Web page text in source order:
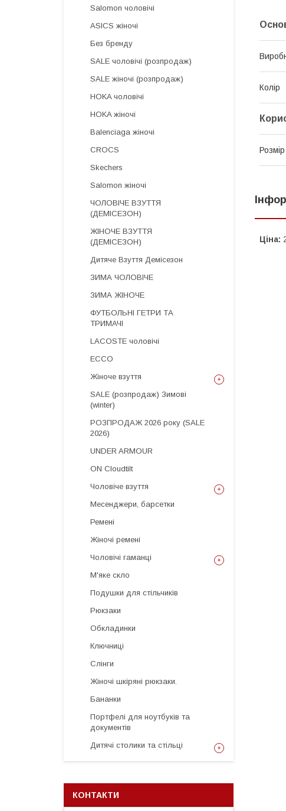
Колір
Розмір
Ціна:
Salomon чоловічі
ASICS жіночі
Без бренду
SALE чоловічі (розпродаж)
SALE жіночі (розпродаж)
HOKA чоловічі
HOKA жіночі
Balenciaga жіночі
CROCS
Skechers
Salomon жіночі
ЧОЛОВІЧЕ ВЗУТТЯ
(ДЕМІСЕЗОН)
ЖІНОЧЕ ВЗУТТЯ
(ДЕМІСЕЗОН)
Дитяче Взуття Демісезон
ЗИМА ЧОЛОВІЧЕ
ЗИМА ЖІНОЧЕ
ФУТБОЛЬНІ ГЕТРИ ТА
ТРИМАЧІ
LACOSTE чоловічі
ECCO
Жіноче взуття
SALE (розпродаж) Зимові
(winter)
РОЗПРОДАЖ 2026 року (SALE
2026)
UNDER ARMOUR
ON Cloudtilt
Чоловіче взуття
Месенджери, барсетки
Ремені
Жіночі ремені
Чоловічі гаманці
М'яке скло
Подушки для стільчиків
Рюкзаки
Обкладинки
Ключниці
Слінги
Жіночі шкіряні рюкзаки.
Бананки
Портфелі для ноутбуків та
документів
Дитячі столики та стільці
КОНТАКТИ